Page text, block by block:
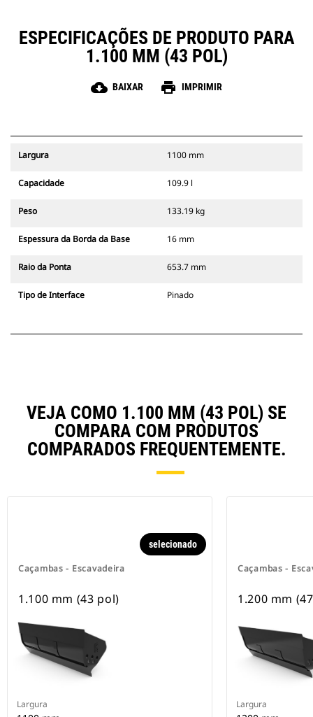
ESPECIFICAÇÕES DE PRODUTO PARA
1.100 MM (43 POL)
cloud_download BAIXAR print IMPRIMIR
Largura 1100 mm
Capacidade 109.9 l
Peso 133.19 kg
Espessura da Borda da Base 16 mm
Raio da Ponta 653.7 mm
Tipo de Interface Pinado
VEJA COMO 1.100 MM (43 POL) SE
COMPARA COM PRODUTOS
COMPARADOS FREQUENTEMENTE.
Caçambas - Escavadeira
selecionado
1.100 mm (43 pol)
Largura
Caçambas -
1.200 mm
Largura